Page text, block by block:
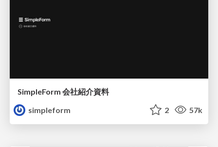
SimpleForm 会社紹介資料
simpleform
2 57k